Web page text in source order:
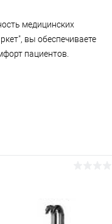
медицинских
вы обеспечиваете
пациентов.